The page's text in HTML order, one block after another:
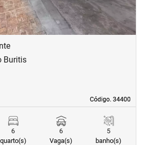
Código. 34400
Código. 34400
Buritis
6
quarto(s)
6
Vaga(s)
5
banho(s)